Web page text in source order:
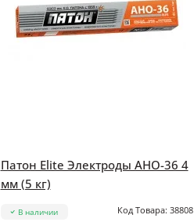
Патон Elite Электроды АНО-36 4
мм (5 кг)
В наличии Код Товара: 38808